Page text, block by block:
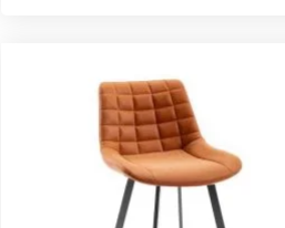
was:
€ 155,00.